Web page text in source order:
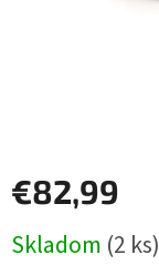
€82,99
cena:
Skladom (2 ks)